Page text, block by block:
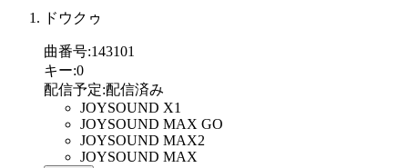
ドウクゥ
曲番号:143101
キー:0
配信予定:配信済み
JOYSOUND X1
JOYSOUND MAX GO
JOYSOUND MAX2
JOYSOUND MAX